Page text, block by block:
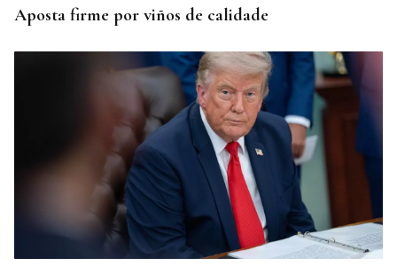
Aposta firme por viños de calidade